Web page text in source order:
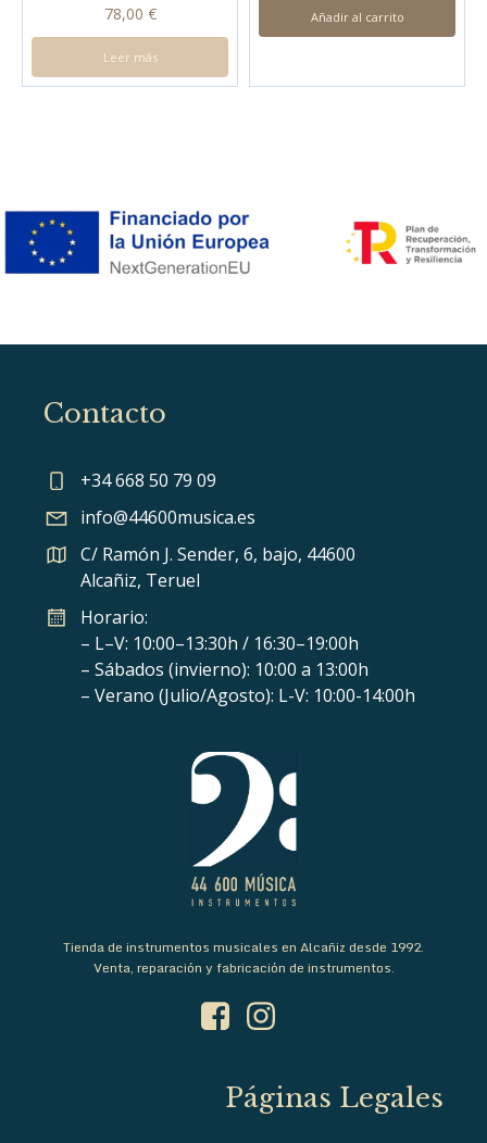
78,00 €
Leer más
Añadir al carrito
Contacto
+34 668 50 79 09
info@44600musica.es
C/ Ramón J. Sender, 6, bajo, 44600
Alcañiz, Teruel
Horario:
– L–V: 10:00–13:30h / 16:30–19:00h
– Sábados (invierno): 10:00 a 13:00h
– Verano (Julio/Agosto): L-V: 10:00-14:00h
Tienda de instrumentos musicales en Alcañiz desde 1992.
Venta, reparación y fabricación de instrumentos.
Páginas Legales